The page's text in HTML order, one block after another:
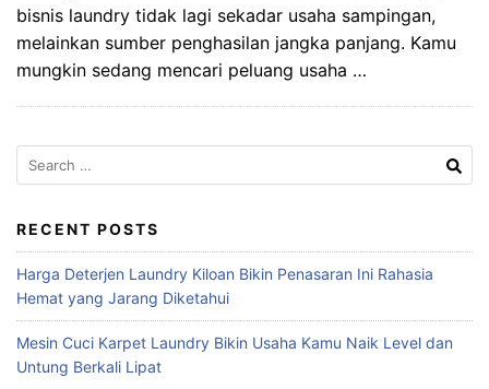
bisnis laundry tidak lagi sekadar usaha sampingan,
melainkan sumber penghasilan jangka panjang. Kamu
mungkin sedang mencari peluang usaha …
Search
for:
RECENT POSTS
Harga Deterjen Laundry Kiloan Bikin Penasaran Ini Rahasia
Hemat yang Jarang Diketahui
Mesin Cuci Karpet Laundry Bikin Usaha Kamu Naik Level dan
Untung Berkali Lipat